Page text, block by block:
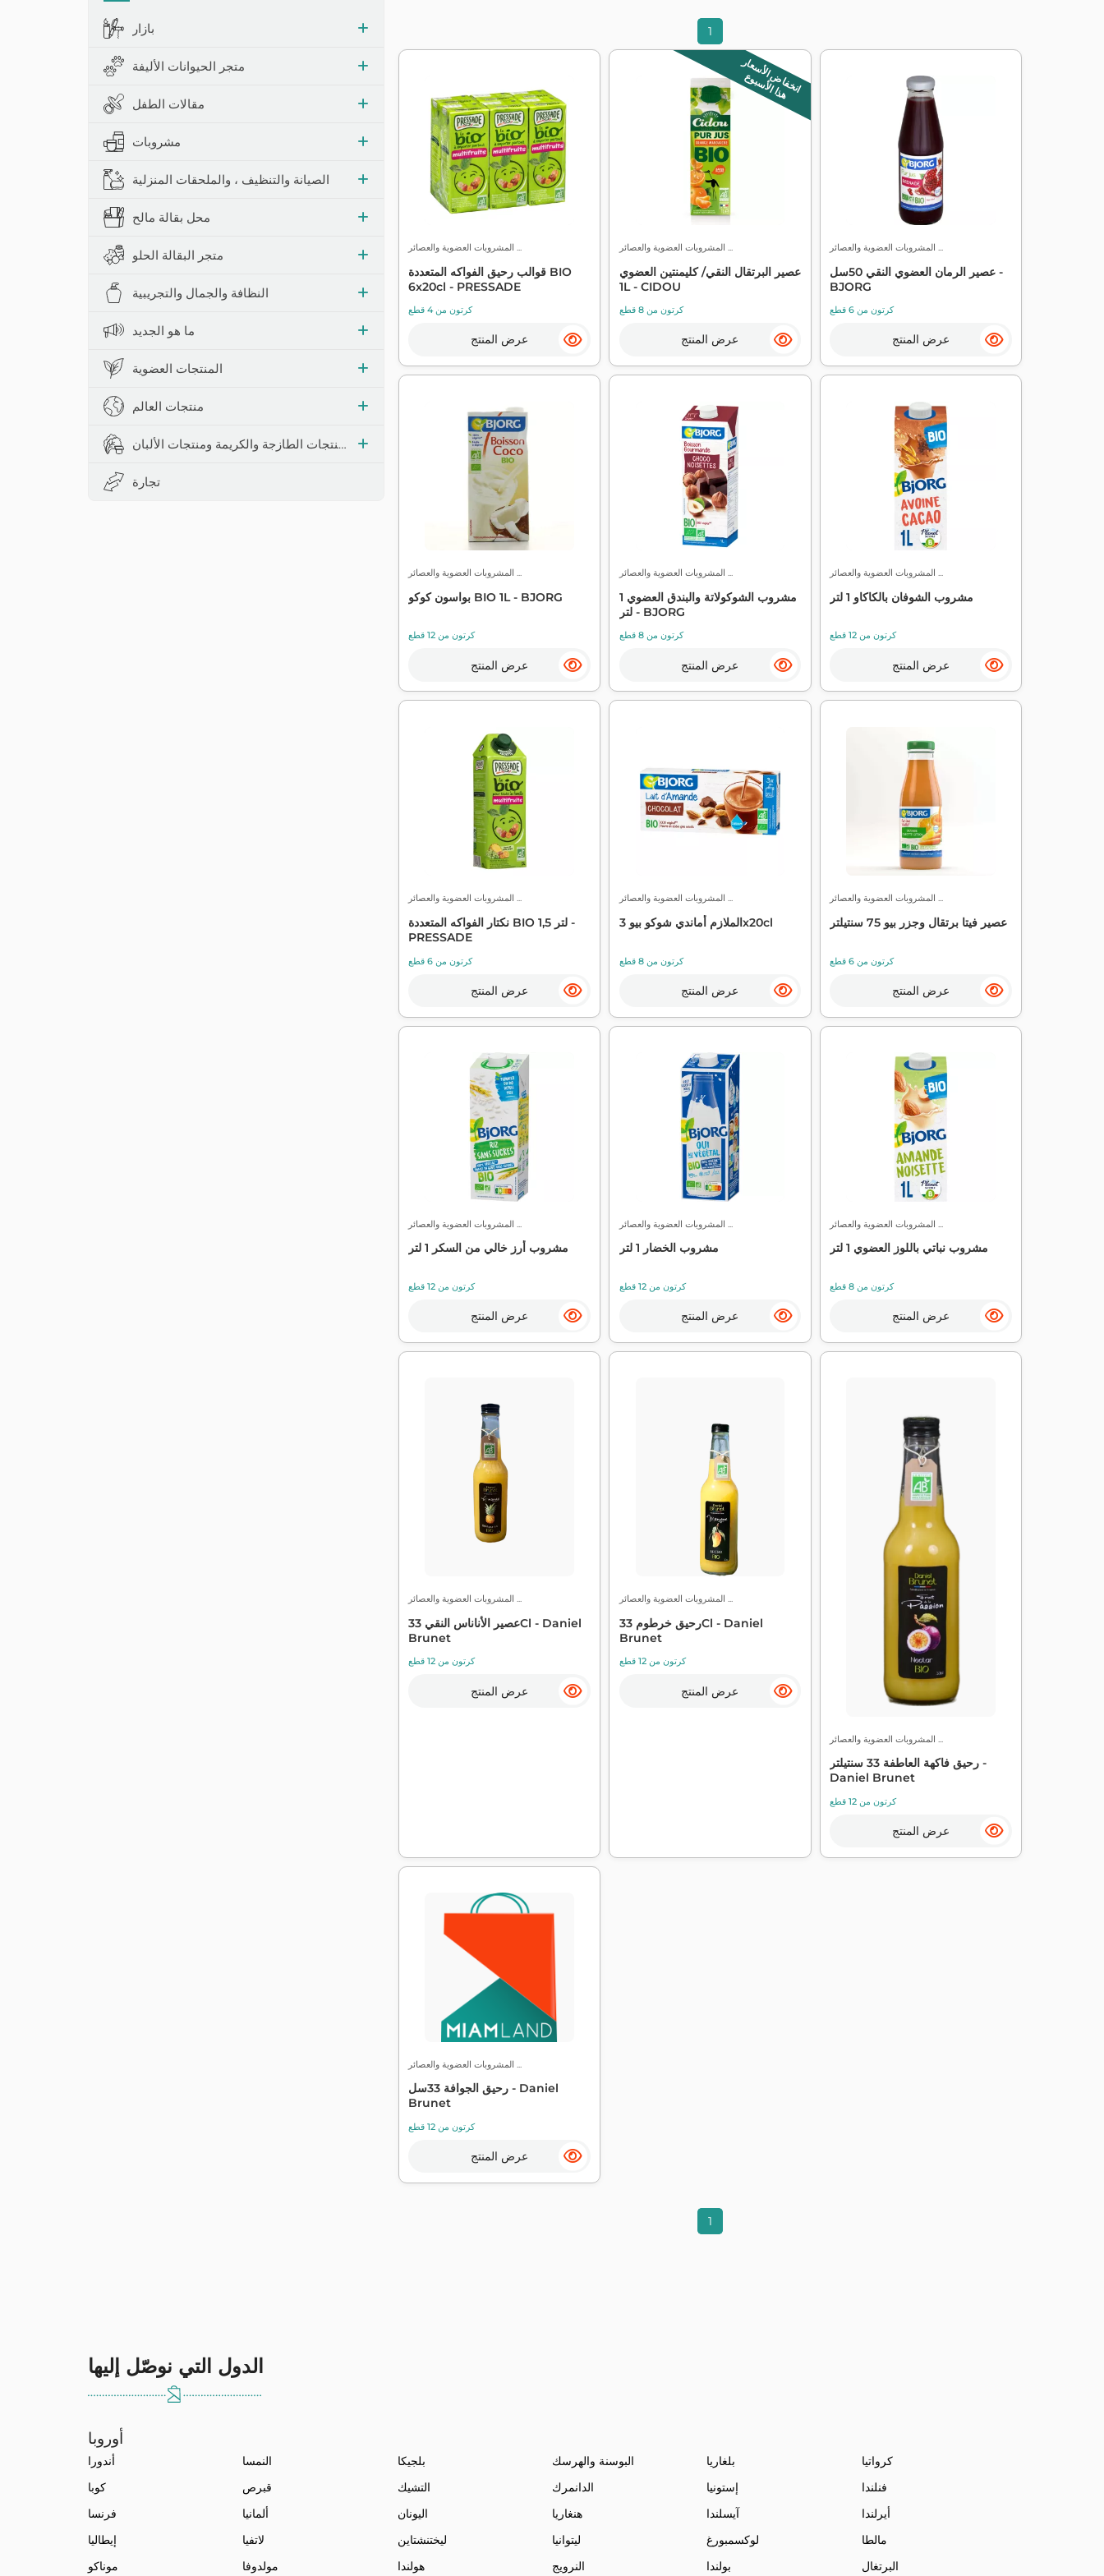
منظفات المطبخ والحمام منظفات فيرف وأثاث
بازار
متجر الحيوانات الأليفة
مقالات الطفل
مشروبات
الصيانة والتنظيف ، والملحقات المنزلية
محل بقالة مالح
متجر البقالة الحلو
النظافة والجمال والتجريبية
ما هو الجديد
المنتجات العضوية
منتجات العالم
المنتجات الطازجة والكريمة ومنتجات الألبان
تجارة
1
المشروبات العضوية والعصائر ...
قوالب رحيق الفواكه المتعددة BIO
6x20cl - PRESSADE
كرتون من 4 قطع
عرض المنتج
انخفاض الأسعار
هذا الأسبوع
المشروبات العضوية والعصائر ...
عصير البرتقال النقي/ كليمنتين العضوي
1L - CIDOU
كرتون من 8 قطع
عرض المنتج
المشروبات العضوية والعصائر ...
عصير الرمان العضوي النقي 50سل -
BJORG
كرتون من 6 قطع
عرض المنتج
المشروبات العضوية والعصائر ...
بواسون كوكو BIO 1L - BJORG
كرتون من 12 قطع
عرض المنتج
المشروبات العضوية والعصائر ...
مشروب الشوكولاتة والبندق العضوي 1
لتر - BJORG
كرتون من 8 قطع
عرض المنتج
المشروبات العضوية والعصائر ...
مشروب الشوفان بالكاكاو 1 لتر
كرتون من 12 قطع
عرض المنتج
المشروبات العضوية والعصائر ...
نكتار الفواكه المتعددة BIO 1,5 لتر -
PRESSADE
كرتون من 6 قطع
عرض المنتج
المشروبات العضوية والعصائر ...
الملازم أماندي شوكو بيو 3x20cl
كرتون من 8 قطع
عرض المنتج
المشروبات العضوية والعصائر ...
عصير فيتا برتقال وجزر بيو 75 سنتيلتر
كرتون من 6 قطع
عرض المنتج
مشروب أرز خالي من السكر 1 لتر
كرتون من 12 قطع
عرض المنتج
مشروب الخضار 1 لتر
كرتون من 12 قطع
عرض المنتج
مشروب نباتي باللوز العضوي 1 لتر
كرتون من 8 قطع
عرض المنتج
المشروبات العضوية والعصائر ...
عصير الأناناس النقي 33Cl - Daniel
Brunet
كرتون من 12 قطع
عرض المنتج
المشروبات العضوية والعصائر ...
رحيق خرطوم 33Cl - Daniel
Brunet
كرتون من 12 قطع
عرض المنتج
رحيق فاكهة العاطفة 33 سنتيلتر -
Daniel Brunet
كرتون من 12 قطع
عرض المنتج
رحيق الجوافة 33سل - Daniel
Brunet
كرتون من 12 قطع
عرض المنتج
1
الدول التي نوصّل إليها
أوروبا
أندورا النمسا بلجيكا البوسنة والهرسك بلغاريا
كرواتيا
كوبا
قبرص التشيك الدانمرك إستونيا
فنلندا
فرنسا
ألمانيا اليونان هنغاريا آيسلندا
أيرلندا
إيطاليا
لاتفيا ليختنشتاين ليتوانيا لوكسمبورغ
مالطا
موناكو
مولدوفا هولندا النرويج بولندا البرتغال